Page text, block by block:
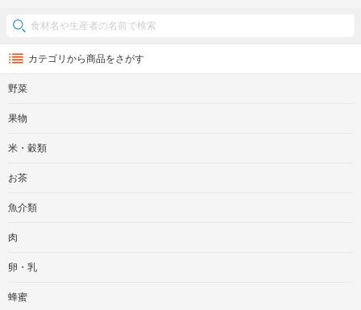
カテゴリから商品をさがす
野菜
果物
米・穀類
お茶
魚介類
肉
卵・乳
蜂蜜